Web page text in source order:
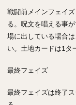
戦闘前メインフェイ
る。呪文を唱える事
場に出している場合
い。土地カードは1タ
最終フェイズ
最終フェイズは終了